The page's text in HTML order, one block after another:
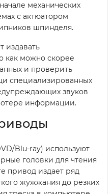
механических
с актюатором
шпинделя.
издавать
как можно скорее
и проверить
специализированных
звуков
информации.
Blu-ray) используют
головки для чтения
привод издает ряд
жужжания до резких